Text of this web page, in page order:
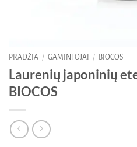
PRADŽIA / GAMINTOJAI / BIOCOS
Laurenių japoninių
BIOCOS